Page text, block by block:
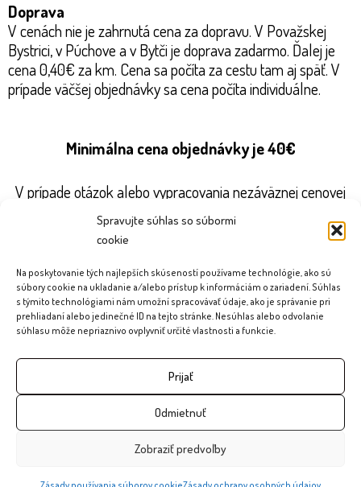
Spravujte súhlas so súbormi
cookie
Na poskytovanie tých najlepších skúseností používame technológie, ako sú
súbory cookie na ukladanie a/alebo prístup k informáciám o zariadení. Súhlas
s týmito technológiami nám umožní spracovávať údaje, ako je správanie pri
prehliadaní alebo jedinečné ID na tejto stránke. Nesúhlas alebo odvolanie
súhlasu môže nepriaznivo ovplyvniť určité vlastnosti a funkcie.
Prijať
Odmietnuť
Zobraziť predvoľby
Doprava
V cenách nie je zahrnutá cena za dopravu. V Považskej
Bystrici, v Púchove a v Bytči je doprava zadarmo. Ďalej je
cena 0,40€ za km. Cena sa počíta za cestu tam aj späť. V
prípade väčšej objednávky sa cena počíta individuálne.
Minimálna cena objednávky je 40€
V prípade otázok alebo vypracovania nezáväznej cenovej
ponuky nás kontaktujte.
Kontakt
Vytvorené / OZÓN Ekočistenie© 2020
OZÓN Ekočistenie
Považská Bystrica
DIČ: 1072072353
Mail: info@ozonekocistenie.sk